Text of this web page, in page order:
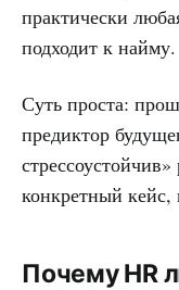
практически
подходит к найму.
Суть проста:
предиктор
конкретный кейс,
Почему HR